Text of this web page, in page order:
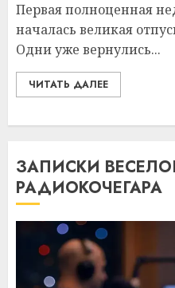
Первая полноценная
началась великая
Одни уже вернулись...
ЧИТАТЬ ДАЛЕЕ
ЗАПИСКИ
РАДИОКОЧЕГАРА